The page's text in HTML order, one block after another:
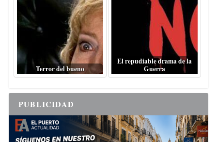
Terror del bueno
El repudiable drama de la
Guerra
PUBLICIDAD